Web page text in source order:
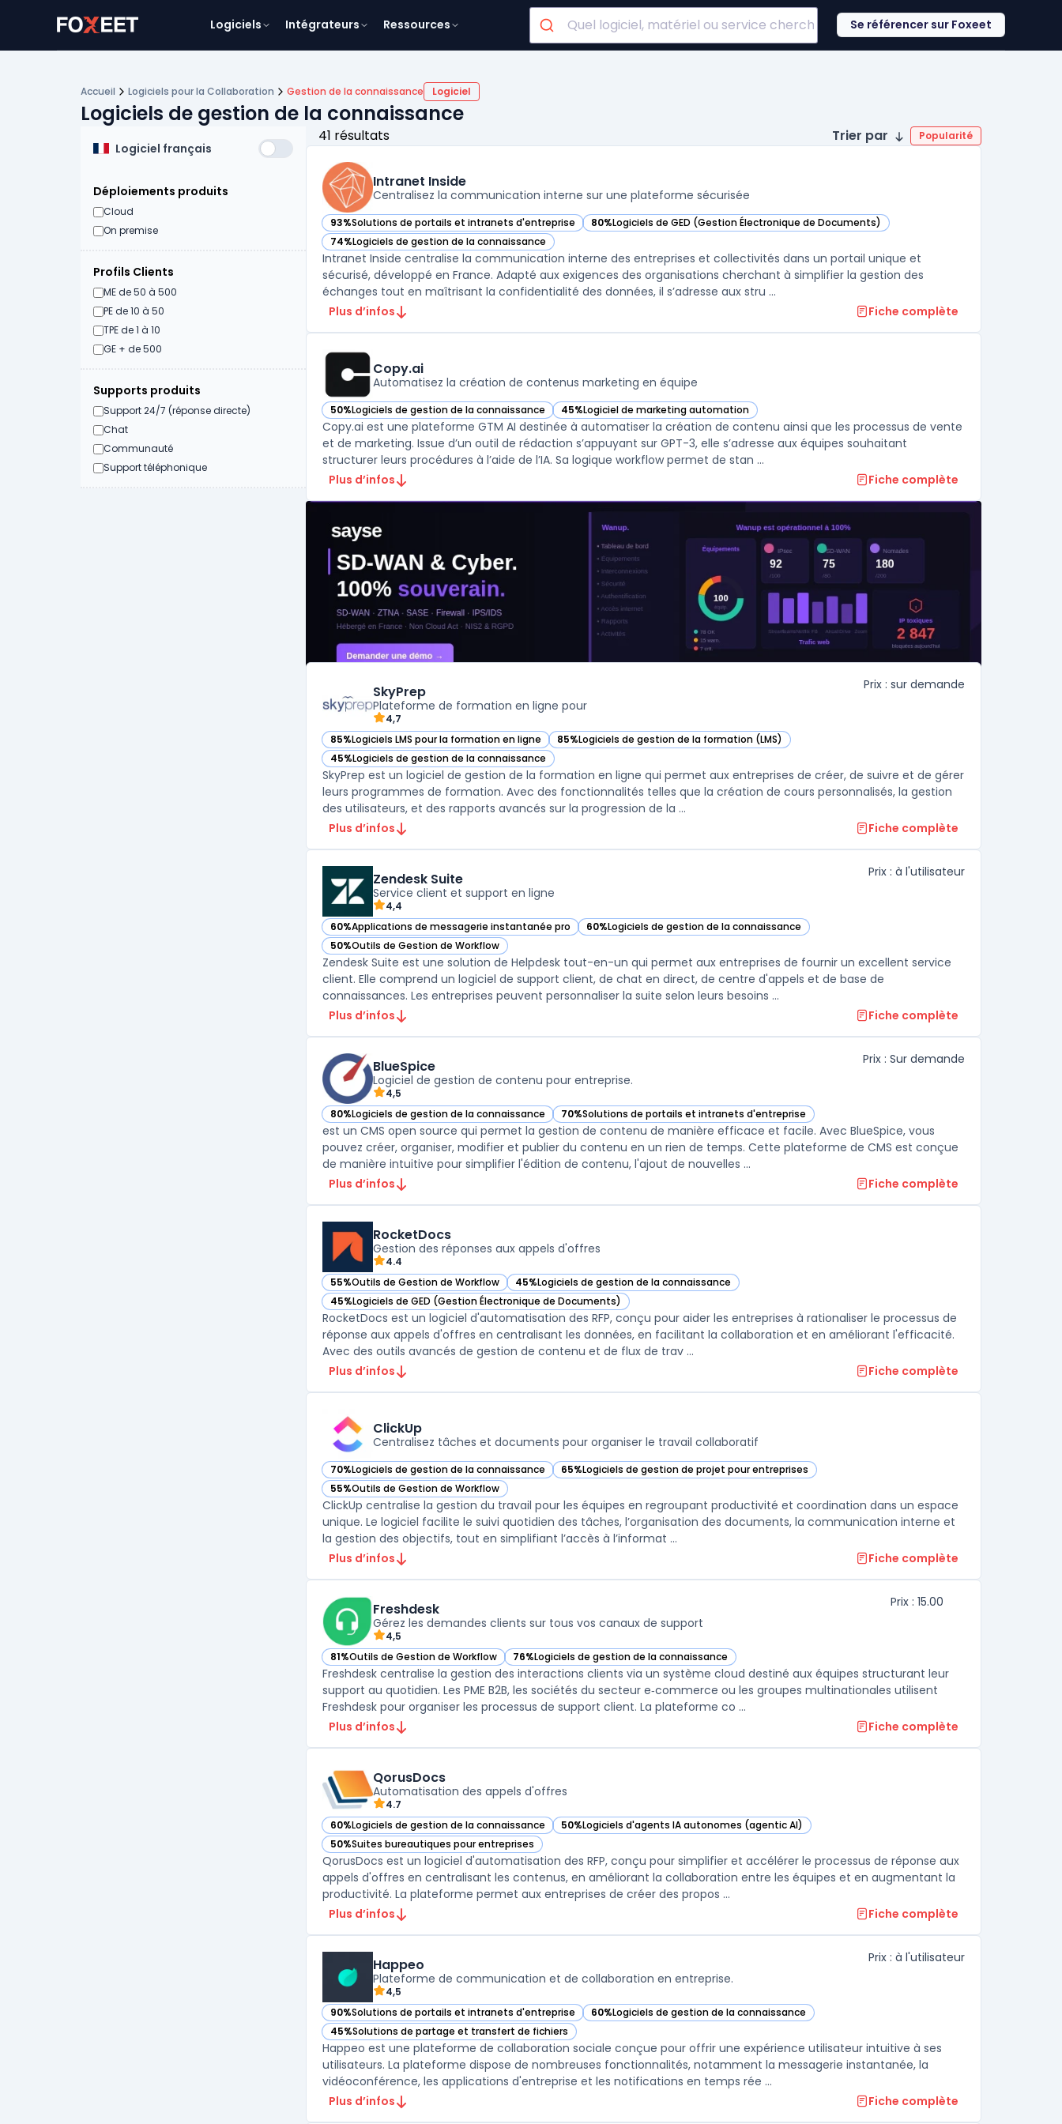
Logiciels Intégrateurs Ressources Se référencer sur Foxeet
Accueil Logiciels pour la Collaboration Gestion de la connaissance Logiciel
Logiciels de gestion de la connaissance
Logiciel français
Déploiements produits
Cloud
On premise
Profils Clients
ME de 50 à 500
PE de 10 à 50
TPE de 1 à 10
GE + de 500
Supports produits
Support 24/7 (réponse directe)
Chat
Communauté
Support téléphonique
41 résultats Trier par Popularité
Intranet Inside
Centralisez la communication interne sur une plateforme sécurisée
93%Solutions de portails et intranets d'entreprise
— voir Intranet Inside dans cette catégorie 80%Logiciels de GED (Gestion Électronique de Documents)
— voir Intranet Inside dans cette catégorie
74%Logiciels de gestion de la connaissance
— voir Intranet Inside dans cette catégorie
Intranet Inside centralise la communication interne des entreprises et collectivités dans un portail unique et
sécurisé, développé en France. Adapté aux exigences des organisations cherchant à simplifier la gestion des
échanges tout en maîtrisant la confidentialité des données, il s’adresse aux stru ...
Plus d’infos
Fiche complète
Copy.ai
Automatisez la création de contenus marketing en équipe
50%Logiciels de gestion de la connaissance
— voir Copy.ai dans cette catégorie 45%Logiciel de marketing automation
— voir Copy.ai dans cette catégorie
Copy.ai est une plateforme GTM AI destinée à automatiser la création de contenu ainsi que les processus de vente
et de marketing. Issue d’un outil de rédaction s’appuyant sur GPT-3, elle s’adresse aux équipes souhaitant
structurer leurs procédures à l’aide de l’IA. Sa logique workflow permet de stan ...
Plus d’infos
Fiche complète
SkyPrep
Plateforme de formation en ligne pour
4,7
Prix : sur demande
85%Logiciels LMS pour la formation en ligne
— voir SkyPrep dans cette catégorie 85%Logiciels de gestion de la formation (LMS)
— voir SkyPrep dans cette catégorie
45%Logiciels de gestion de la connaissance
— voir SkyPrep dans cette catégorie
SkyPrep est un logiciel de gestion de la formation en ligne qui permet aux entreprises de créer, de suivre et de gérer
leurs programmes de formation. Avec des fonctionnalités telles que la création de cours personnalisés, la gestion
des utilisateurs, et des rapports avancés sur la progression de la ...
Plus d’infos
Fiche complète
Zendesk Suite
Service client et support en ligne
4,4
Prix : à l'utilisateur
60%Applications de messagerie instantanée pro
— voir Zendesk Suite dans cette catégorie 60%Logiciels de gestion de la connaissance
— voir Zendesk Suite dans cette catégorie
50%Outils de Gestion de Workflow
— voir Zendesk Suite dans cette catégorie
Zendesk Suite est une solution de Helpdesk tout-en-un qui permet aux entreprises de fournir un excellent service
client. Elle comprend un logiciel de support client, de chat en direct, de centre d'appels et de base de
connaissances. Les entreprises peuvent personnaliser la suite selon leurs besoins ...
Plus d’infos
Fiche complète
BlueSpice
Logiciel de gestion de contenu pour entreprise.
4,5
Prix : Sur demande
80%Logiciels de gestion de la connaissance
— voir BlueSpice dans cette catégorie 70%Solutions de portails et intranets d'entreprise
— voir BlueSpice dans cette catégorie
est un CMS open source qui permet la gestion de contenu de manière efficace et facile. Avec BlueSpice, vous
pouvez créer, organiser, modifier et publier du contenu en un rien de temps. Cette plateforme de CMS est conçue
de manière intuitive pour simplifier l'édition de contenu, l'ajout de nouvelles ...
Plus d’infos
Fiche complète
RocketDocs
Gestion des réponses aux appels d'offres
4.4
55%Outils de Gestion de Workflow
— voir RocketDocs dans cette catégorie45%Logiciels de gestion de la connaissance
— voir RocketDocs dans cette catégorie
45%Logiciels de GED (Gestion Électronique de Documents)
— voir RocketDocs dans cette catégorie
RocketDocs est un logiciel d'automatisation des RFP, conçu pour aider les entreprises à rationaliser le processus de
réponse aux appels d'offres en centralisant les données, en facilitant la collaboration et en améliorant l'efficacité.
Avec des outils avancés de gestion de contenu et de flux de trav ...
Plus d’infos
Fiche complète
ClickUp
Centralisez tâches et documents pour organiser le travail collaboratif
70%Logiciels de gestion de la connaissance
— voir ClickUp dans cette catégorie 65%Logiciels de gestion de projet pour entreprises
— voir ClickUp dans cette catégorie
55%Outils de Gestion de Workflow
— voir ClickUp dans cette catégorie
ClickUp centralise la gestion du travail pour les équipes en regroupant productivité et coordination dans un espace
unique. Le logiciel facilite le suivi quotidien des tâches, l’organisation des documents, la communication interne et
la gestion des objectifs, tout en simplifiant l’accès à l’informat ...
Plus d’infos
Fiche complète
Freshdesk
Gérez les demandes clients sur tous vos canaux de support
4,5
Prix : 15.00
81%Outils de Gestion de Workflow
— voir Freshdesk dans cette catégorie76%Logiciels de gestion de la connaissance
— voir Freshdesk dans cette catégorie
Freshdesk centralise la gestion des interactions clients via un système cloud destiné aux équipes structurant leur
support au quotidien. Les PME B2B, les sociétés du secteur e‑commerce ou les groupes multinationales utilisent
Freshdesk pour organiser les processus de support client. La plateforme co ...
Plus d’infos
Fiche complète
QorusDocs
Automatisation des appels d'offres
4.7
60%Logiciels de gestion de la connaissance
— voir QorusDocs dans cette catégorie 50%Logiciels d'agents IA autonomes (agentic AI)
— voir QorusDocs dans cette catégorie
50%Suites bureautiques pour entreprises
— voir QorusDocs dans cette catégorie
QorusDocs est un logiciel d'automatisation des RFP, conçu pour simplifier et accélérer le processus de réponse aux
appels d'offres en centralisant les contenus, en améliorant la collaboration entre les équipes et en augmentant la
productivité. La plateforme permet aux entreprises de créer des propos ...
Plus d’infos
Fiche complète
Happeo
Plateforme de communication et de collaboration en entreprise.
4,5
Prix : à l'utilisateur
90%Solutions de portails et intranets d'entreprise
— voir Happeo dans cette catégorie 60%Logiciels de gestion de la connaissance
— voir Happeo dans cette catégorie
45%Solutions de partage et transfert de fichiers
— voir Happeo dans cette catégorie
Happeo est une plateforme de collaboration sociale conçue pour offrir une expérience utilisateur intuitive à ses
utilisateurs. La plateforme dispose de nombreuses fonctionnalités, notamment la messagerie instantanée, la
vidéoconférence, les applications d'entreprise et les notifications en temps rée ...
Plus d’infos
Fiche complète